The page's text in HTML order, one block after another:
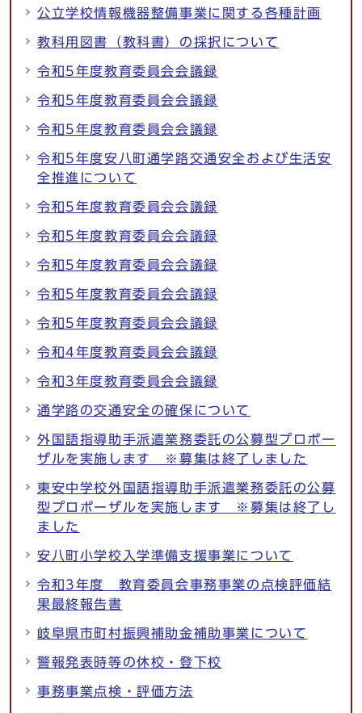
公立学校情報機器整備事業に関する各種計画
教科用図書（教科書）の採択について
令和5年度教育委員会会議録
令和5年度教育委員会会議録
令和5年度教育委員会会議録
令和5年度安八町通学路交通安全および生活安
全推進について
令和5年度教育委員会会議録
令和5年度教育委員会会議録
令和5年度教育委員会会議録
令和5年度教育委員会会議録
令和5年度教育委員会会議録
令和4年度教育委員会会議録
令和3年度教育委員会会議録
通学路の交通安全の確保について
外国語指導助手派遣業務委託の公募型プロポー
ザルを実施します ※募集は終了しました
東安中学校外国語指導助手派遣業務委託の公募
型プロポーザルを実施します ※募集は終了し
ました
安八町小学校入学準備支援事業について
令和3年度 教育委員会事務事業の点検評価結
果最終報告書
岐阜県市町村振興補助金補助事業について
警報発表時等の休校・登下校
事務事業点検・評価方法